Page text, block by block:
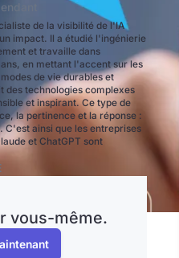
de la visibilité de l'IA
impact. Il a étudié l'ingénierie
et travaille dans
en mettant l'accent sur les
de vie durables et
des technologies complexes
et inspirant. Ce type de
la pertinence et la réponse :
C'est ainsi que les entreprises
et ChatGPT sont
vous-même.